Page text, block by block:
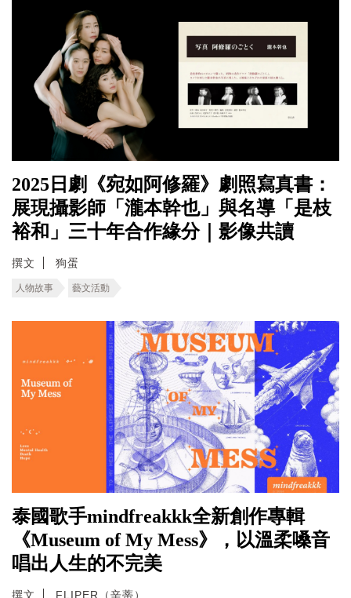
2025日劇《宛如阿修羅》劇照寫真書：
展現攝影師「瀧本幹也」與名導「是枝
裕和」三十年合作緣分｜影像共讀
撰文 狗蛋
人物故事 藝文活動
泰國歌手mindfreakkk全新創作專輯
《Museum of My Mess》，以溫柔嗓音
唱出人生的不完美
撰文 FLIPER（辛蒂）